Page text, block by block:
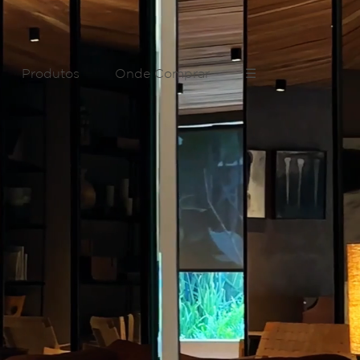
Produtos Onde Comprar ☰